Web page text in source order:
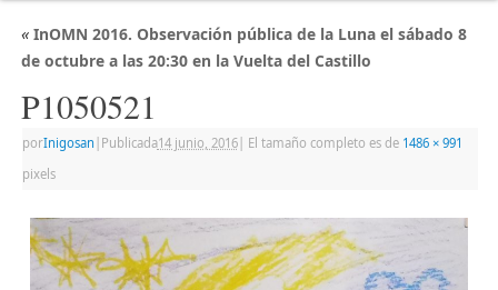
«InOMN 2016. Observación pública de la Luna el sábado 8
de octubre a las 20:30 en la Vuelta del Castillo
P1050521
porInigosan Publicada14 junio, 2016| El tamaño completo es de 1486 × 991
pixels